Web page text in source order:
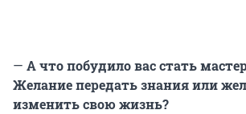
— А что побудило вас стать
Желание передать знания или
изменить свою жизнь?